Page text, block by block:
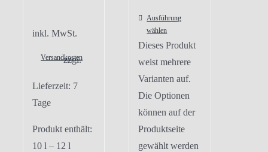
inkl. MwSt.
zzgl.
Versandkosten
Lieferzeit: 7
Tage
Produkt enthält:
10 l – 12 l
Ausführung
wählen
Dieses Produkt
weist mehrere
Varianten auf.
Die Optionen
können auf der
Produktseite
gewählt werden